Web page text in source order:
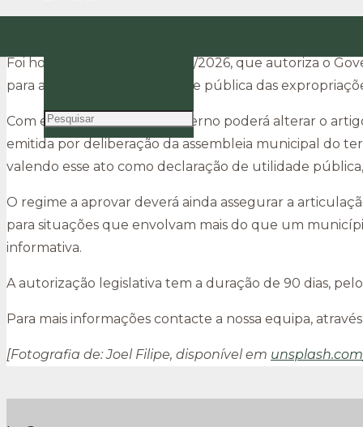
Foi hoje publicada a Lei n.º 25/2026, que autoriza o
para a declaração de utilidade pública das
Com esta autorização, o Governo poderá alterar o
emitida por deliberação da assembleia municipal do
valendo esse ato como declaração de utilidade
O regime a aprovar deverá ainda assegurar a
para situações que envolvam mais do que um
informativa.
A autorização legislativa tem a duração de 90 dias,
Para mais informações contacte a nossa equipa,
[Fotografia de: Joel Filipe, disponível em unsplash.com